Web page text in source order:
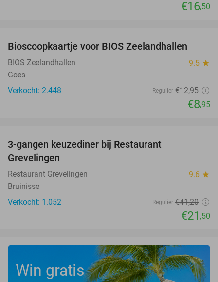
€16,50
Bioscoopkaartje voor BIOS Zeelandhallen
BIOS Zeelandhallen 9.5 star
Goes
Verkocht: 2.448
Regulier €12,95
€8,95
3-gangen keuzediner bij Restaurant
Grevelingen
Restaurant Grevelingen 9.6 star
Bruinisse
Verkocht: 1.052
Regulier €41,20
€21 ,50
Win gratis